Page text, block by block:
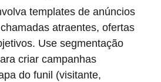
templates de anúncios
atraentes, ofertas
Use segmentação
criar campanhas
do funil (visitante,